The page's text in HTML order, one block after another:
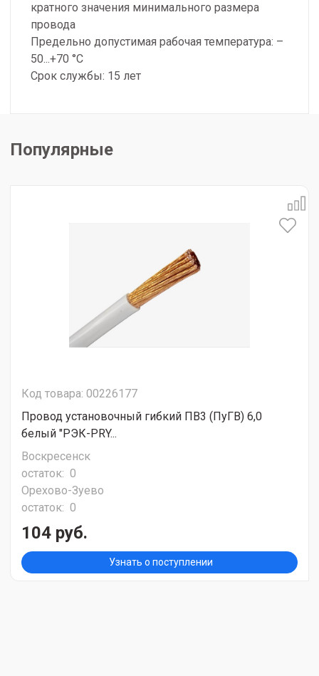
кратного значения минимального размера
провода
Предельно допустимая рабочая температура: –
50...+70 °С
Срок службы: 15 лет
Популярные
Код товара: 00226177
Провод установочный гибкий ПВ3 (ПуГВ) 6,0
белый "РЭК-PRY...
Воскресенск
остаток: 0
Орехово-Зуево
остаток: 0
104 руб.
Узнать о поступлении